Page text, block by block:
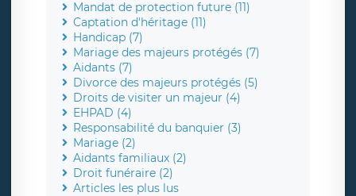
Mandat de protection future (11)
Captation d'héritage (11)
Handicap (7)
Mariage des majeurs protégés (7)
Aidants (7)
Divorce des majeurs protégés (5)
Droits de visiter un majeur (4)
EHPAD (4)
Responsabilité du banquier (3)
Mariage (2)
Aidants familiaux (2)
Droit funéraire (2)
Articles les plus lus